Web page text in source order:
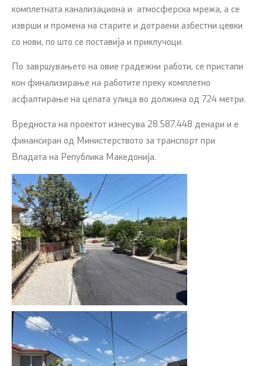
комплетната канализациона и атмосферска мрежа, а се
изврши и промена на старите и дотраени азбестни цевки
со нови, по што се поставија и приклучоци.
По завршувањето на овие градежни работи, се пристапи
кон финализирање на работите преку комплетно
асфалтирање на целата улица во должина од 724 метри.
Вредноста на проектот изнесува 28.587.448 денари и е
финансиран од Министерството за транспорт при
Владата на Република Македонија.